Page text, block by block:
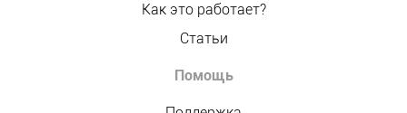
Как это работает?
Статьи
Помощь